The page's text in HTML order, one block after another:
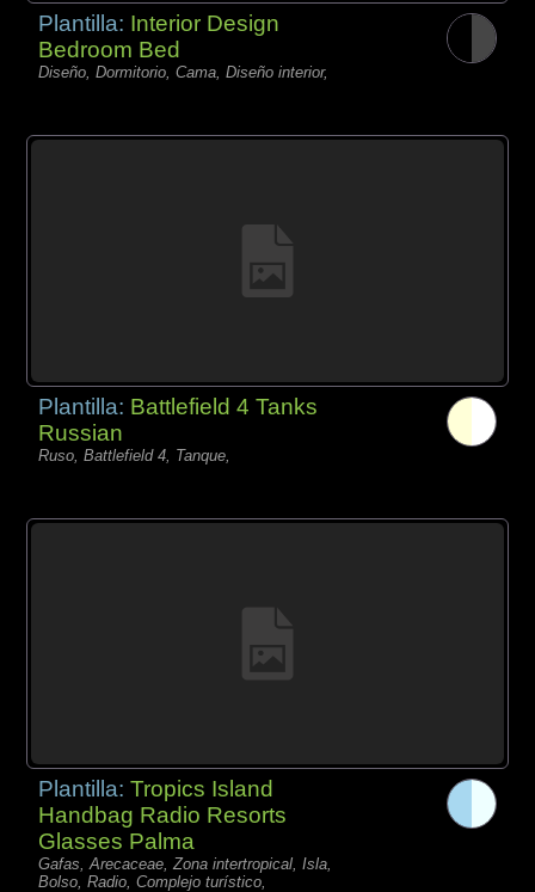
Plantilla: Interior Design
Bedroom Bed
Diseño, Dormitorio, Cama, Diseño interior,
Plantilla: Battlefield 4 Tanks
Russian
Ruso, Battlefield 4, Tanque,
Plantilla:Tropics Island
Handbag Radio Resorts
Glasses Palma
Gafas, Arecaceae, Zona intertropical, Isla,
Bolso, Radio, Complejo turístico,